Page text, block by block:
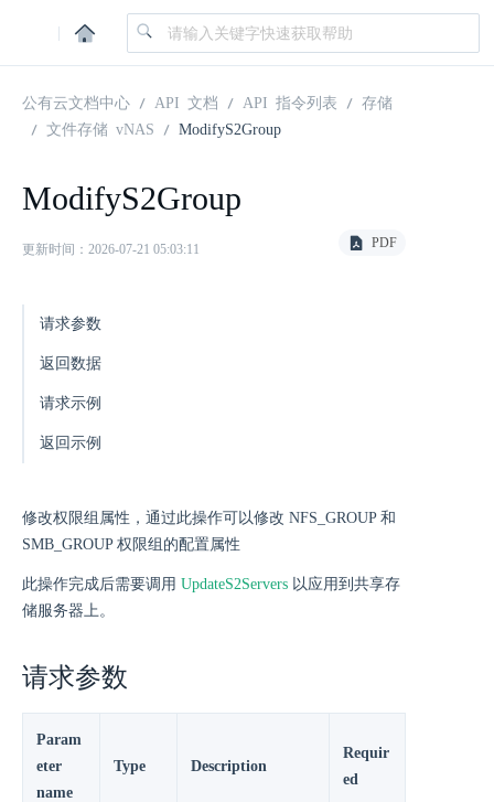
|
公有云文档中心 API 文档 API 指令列表
存储
文件存储 vNAS
ModifyS2Group
ModifyS2Group
更新时间：2026-07-21 05:03:11 PDF
请求参数
返回数据
请求示例
返回示例
修改权限组属性，通过此操作可以修改 NFS_GROUP 和
SMB_GROUP 权限组的配置属性
此操作完成后需要调用 UpdateS2Servers 以应用到共享存
储服务器上。
请求参数
Param
eter
name
Type Description
Requir
ed